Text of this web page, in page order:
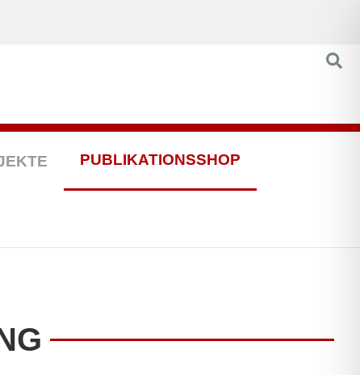
PUBLIKATIONSSHOP